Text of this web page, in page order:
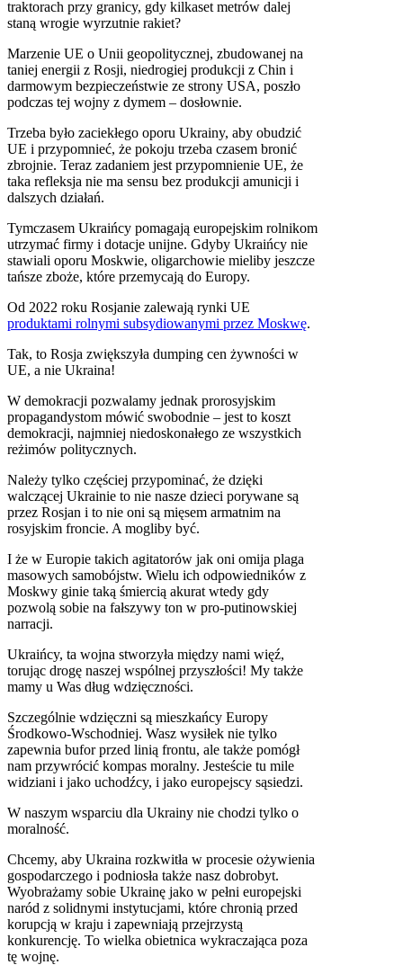
traktorach przy granicy, gdy kilkaset metrów dalej
staną wrogie wyrzutnie rakiet?
Marzenie UE o Unii geopolitycznej, zbudowanej na
taniej energii z Rosji, niedrogiej produkcji z Chin i
darmowym bezpieczeństwie ze strony USA, poszło
podczas tej wojny z dymem – dosłownie.
Trzeba było zaciekłego oporu Ukrainy, aby obudzić
UE i przypomnieć, że pokoju trzeba czasem bronić
zbrojnie. Teraz zadaniem jest przypomnienie UE, że
taka refleksja nie ma sensu bez produkcji amunicji i
dalszych działań.
Tymczasem Ukraińcy pomagają europejskim rolnikom
utrzymać firmy i dotacje unijne. Gdyby Ukraińcy nie
stawiali oporu Moskwie, oligarchowie mieliby jeszcze
tańsze zboże, które przemycają do Europy.
Od 2022 roku Rosjanie zalewają rynki UE
produktami rolnymi subsydiowanymi przez Moskwę.
Tak, to Rosja zwiększyła dumping cen żywności w
UE, a nie Ukraina!
W demokracji pozwalamy jednak prorosyjskim
propagandystom mówić swobodnie – jest to koszt
demokracji, najmniej niedoskonałego ze wszystkich
reżimów politycznych.
Należy tylko częściej przypominać, że dzięki
walczącej Ukrainie to nie nasze dzieci porywane są
przez Rosjan i to nie oni są mięsem armatnim na
rosyjskim froncie. A mogliby być.
I że w Europie takich agitatorów jak oni omija plaga
masowych samobójstw. Wielu ich odpowiedników z
Moskwy ginie taką śmiercią akurat wtedy gdy
pozwolą sobie na fałszywy ton w pro-putinowskiej
narracji.
Ukraińcy, ta wojna stworzyła między nami więź,
torując drogę naszej wspólnej przyszłości! My także
mamy u Was dług wdzięczności.
Szczególnie wdzięczni są mieszkańcy Europy
Środkowo-Wschodniej. Wasz wysiłek nie tylko
zapewnia bufor przed linią frontu, ale także pomógł
nam przywrócić kompas moralny. Jesteście tu mile
widziani i jako uchodźcy, i jako europejscy sąsiedzi.
W naszym wsparciu dla Ukrainy nie chodzi tylko o
moralność.
Chcemy, aby Ukraina rozkwitła w procesie ożywienia
gospodarczego i podniosła także nasz dobrobyt.
Wyobrażamy sobie Ukrainę jako w pełni europejski
naród z solidnymi instytucjami, które chronią przed
korupcją w kraju i zapewniają przejrzystą
konkurencję. To wielka obietnica wykraczająca poza
tę wojnę.